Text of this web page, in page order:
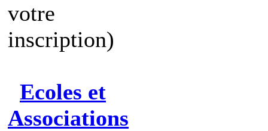
votre
inscription)
Ecoles et
Associations